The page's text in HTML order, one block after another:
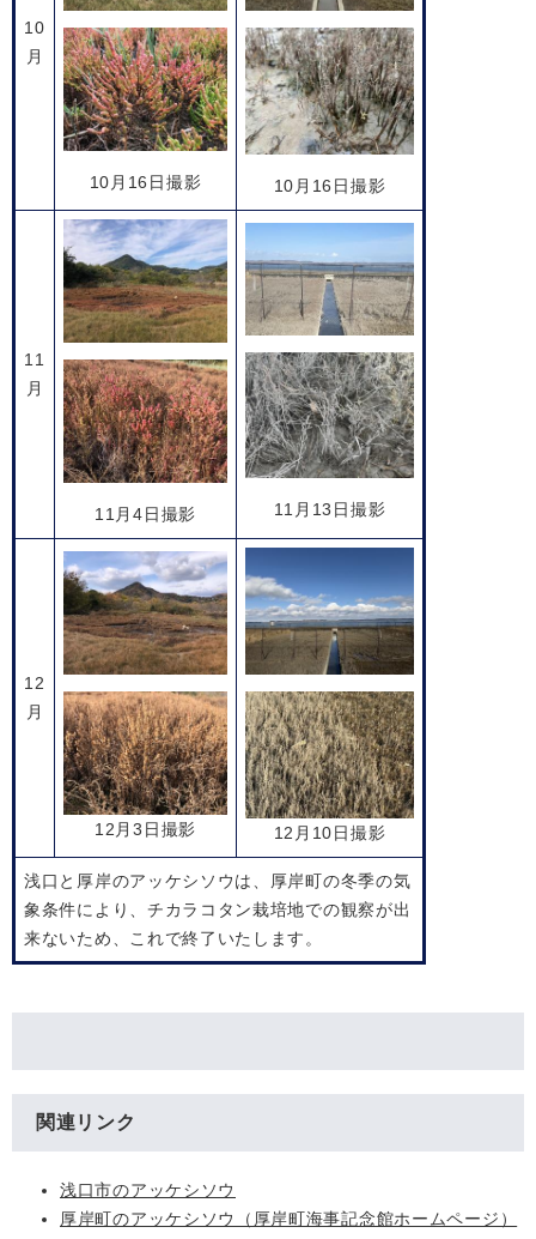
10
月
10月16日撮影 10月16日撮影
11
月
11月4日撮影 11月13日撮影
12
月
12月3日撮影 12月10日撮影
浅口と厚岸のアッケシソウは、厚岸町の冬季の気
象条件により、チカラコタン栽培地での観察が出
来ないため、これで終了いたします。
関連リンク
浅口市のアッケシソウ
厚岸町のアッケシソウ（厚岸町海事記念館ホームページ）